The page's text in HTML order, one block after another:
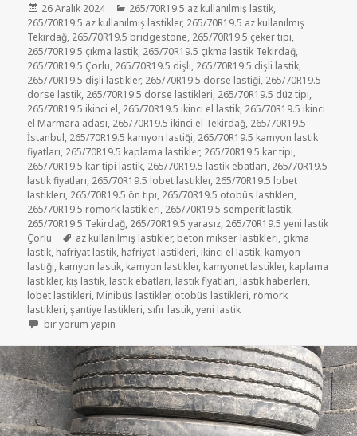
Yayın
tarihi
26 Aralık 2024 Kategoriler
265/70R19.5 az kullanılmış lastik,
265/70R19.5 az kullanılmış lastikler, 265/70R19.5 az kullanılmış
Tekirdağ, 265/70R19.5 bridgestone, 265/70R19.5 çeker tipi,
265/70R19.5 çıkma lastik, 265/70R19.5 çıkma lastik Tekirdağ,
265/70R19.5 Çorlu, 265/70R19.5 dişli, 265/70R19.5 dişli lastik,
265/70R19.5 dişli lastikler, 265/70R19.5 dorse lastiği, 265/70R19.5
dorse lastik, 265/70R19.5 dorse lastikleri, 265/70R19.5 düz tipi,
265/70R19.5 ikinci el, 265/70R19.5 ikinci el lastik, 265/70R19.5 ikinci
el Marmara adası, 265/70R19.5 ikinci el Tekirdağ, 265/70R19.5
İstanbul, 265/70R19.5 kamyon lastiği, 265/70R19.5 kamyon lastik
fiyatları, 265/70R19.5 kaplama lastikler, 265/70R19.5 kar tipi,
265/70R19.5 kar tipi lastik, 265/70R19.5 lastik ebatları, 265/70R19.5
lastik fiyatları, 265/70R19.5 lobet lastikler, 265/70R19.5 lobet
lastikleri, 265/70R19.5 ön tipi, 265/70R19.5 otobüs lastikleri,
265/70R19.5 römork lastikleri, 265/70R19.5 semperit lastik,
265/70R19.5 Tekirdağ, 265/70R19.5 yarasız, 265/70R19.5 yeni lastik
Çorlu
Etiketler
az kullanılmış lastikler, beton mikser lastikleri, çıkma
lastik, hafriyat lastik, hafriyat lastikleri, ikinci el lastik, kamyon
lastiği, kamyon lastik, kamyon lastikler, kamyonet lastikler, kaplama
lastikler, kış lastik, lastik ebatları, lastik fiyatları, lastik haberleri,
lobet lastikleri, Minibüs lastikler, otobüs lastikleri, römork
lastikleri,şantiye lastikleri, sıfır lastik,yeni lastik
265/70R19.5 RÖMORK VE LOBET LASTİKLER için
bir yorum yapın